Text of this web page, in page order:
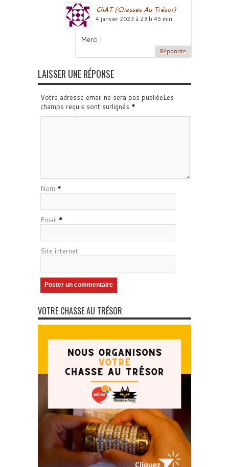
ChAT (Chasses Au Trésor)
4 janvier 2023 à 23 h 45 min
Merci !
Répondre
LAISSER UNE RÉPONSE
Votre adresse email ne sera pas publiéeLes
champs requis sont surlignés *
Nom *
Email *
Site internet
VOTRE CHASSE AU TRÉSOR